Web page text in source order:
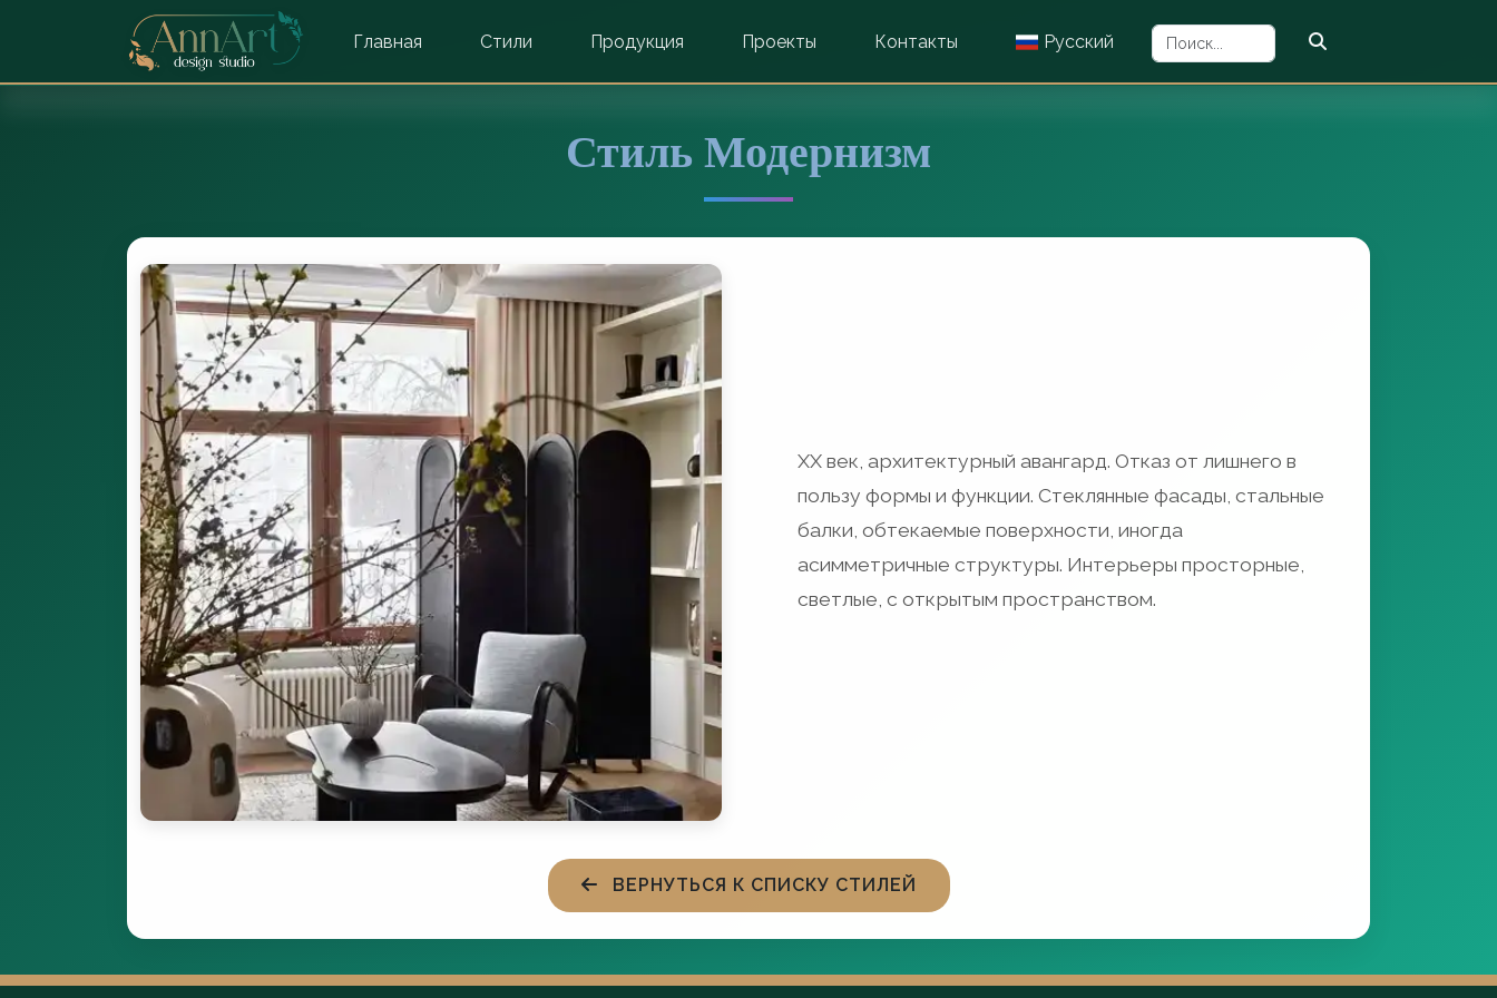
Главная Стили Продукция Проекты Контакты Русский
Стиль Модернизм
XX век, архитектурный авангард. Отказ от лишнего в
пользу формы и функции. Стеклянные фасады, стальные
балки, обтекаемые поверхности, иногда
асимметричные структуры. Интерьеры просторные,
светлые, с открытым пространством.
ВЕРНУТЬСЯ К СПИСКУ СТИЛЕЙ